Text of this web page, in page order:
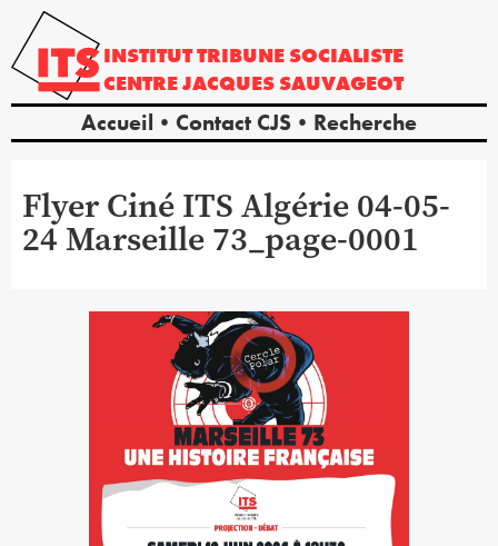
INSTITUTTRIBUNE SOCIALISTE
CENTREJACQUES SAUVAGEOT
Accueil Contact CJS Recherche
Flyer Ciné ITS Algérie 04-05-
24 Marseille 73_page-0001